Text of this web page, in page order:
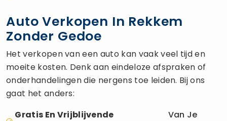
Auto Verkopen In Rekkem
Zonder Gedoe
Het verkopen van een auto kan vaak veel tijd en
moeite kosten. Denk aan eindeloze afspraken of
onderhandelingen die nergens toe leiden. Bij ons
gaat het anders:
Gratis En Vrijblijvende
Van Je